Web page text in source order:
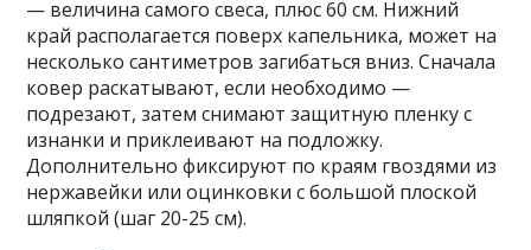
— величина самого свеса, плюс 60 см. Нижний
край располагается поверх капельника, может на
несколько сантиметров загибаться вниз. Сначала
ковер раскатывают, если необходимо —
подрезают, затем снимают защитную пленку с
изнанки и приклеивают на подложку.
Дополнительно фиксируют по краям гвоздями из
нержавейки или оцинковки с большой плоской
шляпкой (шаг 20-25 см).